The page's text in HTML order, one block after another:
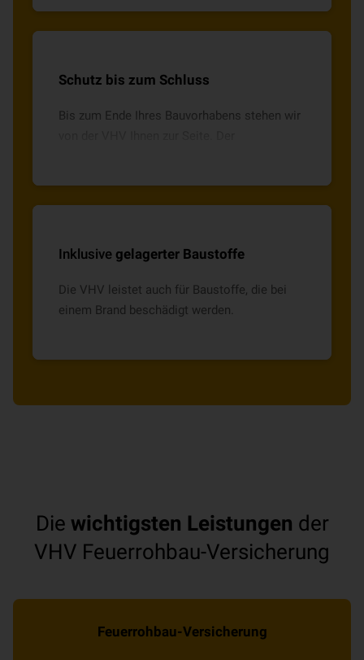
Schutz bis zum Schluss
Bis zum Ende Ihres Bauvorhabens stehen wir
Inklusive gelagerter Baustoffe
Die VHV leistet auch für Baustoffe, die bei
einem Brand beschädigt werden.
Die wichtigsten Leistungen der
VHV Feuerrohbau-Versicherung
Feuerrohbau-Versicherung